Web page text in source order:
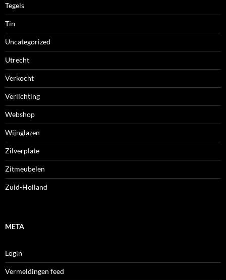
Tegels
Tin
Uncategorized
Utrecht
Verkocht
Verlichting
Webshop
Wijnglazen
Zilverplate
Zitmeubelen
Zuid-Holland
META
Login
Vermeldingen feed